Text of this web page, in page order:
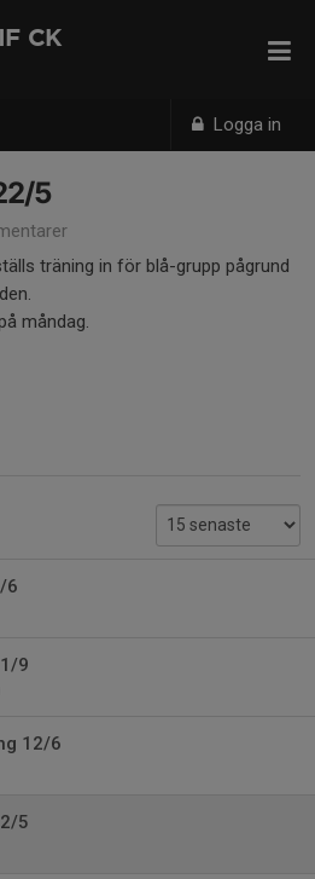
Logga in
CK
5
träning in för blå-grupp pågrund
måndag.
6
9
12/6
5